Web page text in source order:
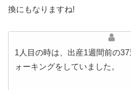
換にもなりますね!
1人目の時は、出産1週間前の
ォーキングをしていました。